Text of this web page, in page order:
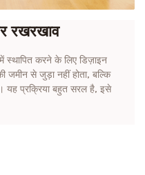
रखरखाव
स्थापित करने के लिए डिज़ाइन
जमीन से जुड़ा नहीं होता, बल्कि
यह प्रक्रिया बहुत सरल है, इसे